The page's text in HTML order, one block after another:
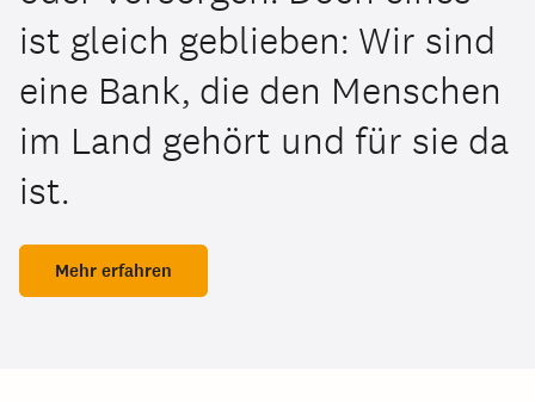
ist gleich geblieben: Wir sind
eine Bank, die den Menschen
im Land gehört und für sie da
ist.
Mehr erfahren